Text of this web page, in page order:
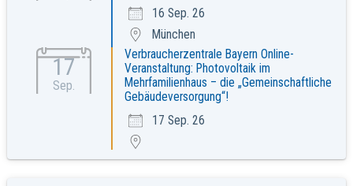
16 Sep. 26
München
17
Sep.
Verbraucherzentrale Bayern Online-
Veranstaltung: Photovoltaik im
Mehrfamilienhaus – die „Gemeinschaftliche
Gebäudeversorgung“!
17 Sep. 26